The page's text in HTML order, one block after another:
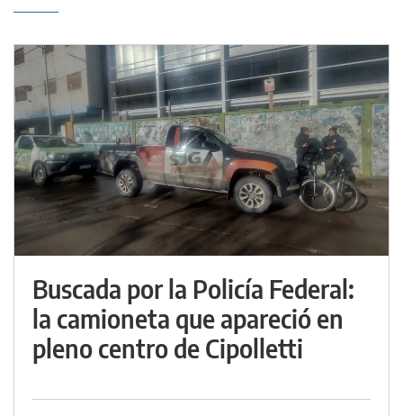
Buscada por la Policía Federal:
la camioneta que apareció en
pleno centro de Cipolletti